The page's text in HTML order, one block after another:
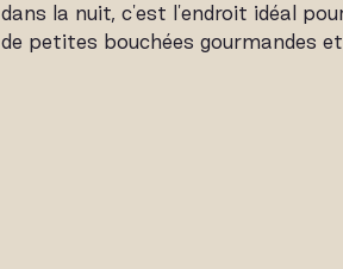
dans la nuit, c'est l'endroit idéal
de petites bouchées gourmandes